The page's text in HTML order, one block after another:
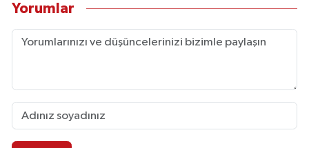
Yorumlar